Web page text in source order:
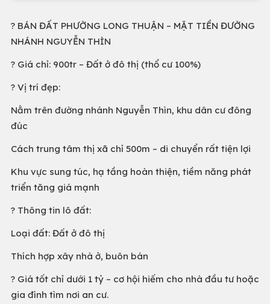
? BÁN ĐẤT PHƯỜNG LONG THUẬN – MẶT TIỀN ĐƯỜNG
NHÁNH NGUYỄN THÌN
? Giá chỉ: 900tr – Đất ở đô thị (thổ cư 100%)
? Vị trí đẹp:
Nằm trên đường nhánh Nguyễn Thìn, khu dân cư đông
đúc
Cách trung tâm thị xã chỉ 500m – di chuyển rất tiện lợi
Khu vực sung túc, hạ tầng hoàn thiện, tiềm năng phát
triển tăng giá mạnh
? Thông tin lô đất:
Loại đất: Đất ở đô thị
Thích hợp xây nhà ở, buôn bán
? Giá tốt chỉ dưới 1 tỷ – cơ hội hiếm cho nhà đầu tư hoặc
gia đình tìm nơi an cư.